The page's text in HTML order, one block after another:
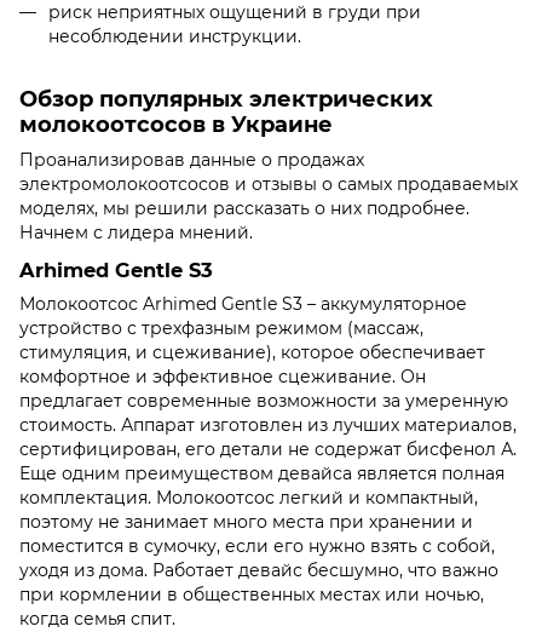
риск неприятных ощущений в груди при
несоблюдении инструкции.
Обзор популярных электрических
молокоотсосов в Украине
Проанализировав данные о продажах
электромолокоотсосов и отзывы о самых продаваемых
моделях, мы решили рассказать о них подробнее.
Начнем с лидера мнений.
Arhimed Gentle S3
Молокоотсос Arhimed Gentle S3 – аккумуляторное
устройство с трехфазным режимом (массаж,
стимуляция, и сцеживание), которое обеспечивает
комфортное и эффективное сцеживание. Он
предлагает современные возможности за умеренную
стоимость. Аппарат изготовлен из лучших материалов,
сертифицирован, его детали не содержат бисфенол А.
Еще одним преимуществом девайса является полная
комплектация. Молокоотсос легкий и компактный,
поэтому не занимает много места при хранении и
поместится в сумочку, если его нужно взять с собой,
уходя из дома. Работает девайс бесшумно, что важно
при кормлении в общественных местах или ночью,
когда семья спит.